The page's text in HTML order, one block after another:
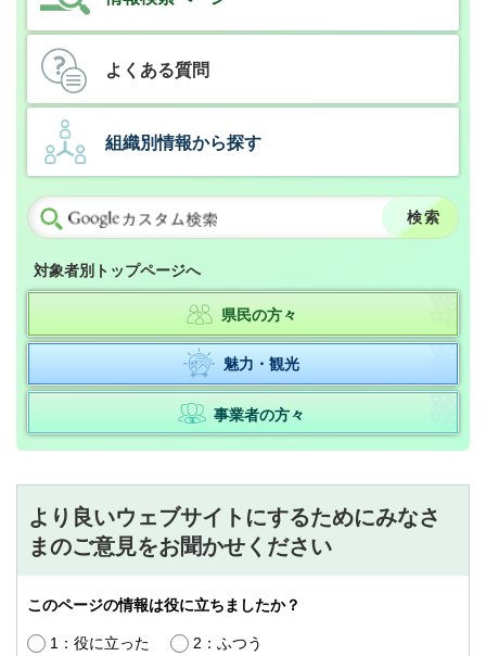
よくある質問
組織別情報から探す
対象者別トップページへ
県民の方々
魅力・観光
事業者の方々
より良いウェブサイトにするためにみなさ
まのご意見をお聞かせください
このページの情報は役に立ちましたか？
1：役に立った
2：ふつう